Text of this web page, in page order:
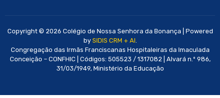
Copyright © 2026 Colégio de Nossa Senhora da Bonança | Powered
by SIDIS CRM + AI.
Congregação das Irmãs Franciscanas Hospitaleiras da Imaculada
Conceição – CONFHIC | Códigos: 505523 / 1317082 | Alvará n.º 986,
31/03/1949, Ministério da Educação